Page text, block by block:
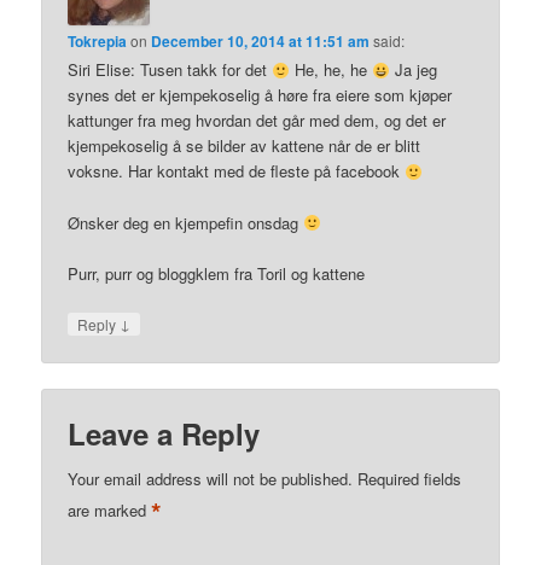
Tokrepiaon December 10, 2014 at 11:51 am said:
Siri Elise: Tusen takk for det He, he, he
Ja jeg
synes det er kjempekoselig å høre fra eiere som kjøper
kattunger fra meg hvordan det går med dem, og det er
kjempekoselig å se bilder av kattene når de er blitt
voksne. Har kontakt med de fleste på facebook
Ønsker deg en kjempefin onsdag
Purr, purr og bloggklem fra Toril og kattene
Reply ↓
Leave a Reply
Your email address will not be published. Required fields
are marked*